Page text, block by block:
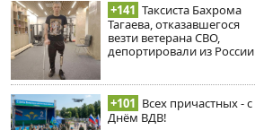
+141 Таксиста Бахрома
Тагаева, отказавшегося
везти ветерана СВО,
депортировали из России
+101 Всех причастных - с
Днём ВДВ!